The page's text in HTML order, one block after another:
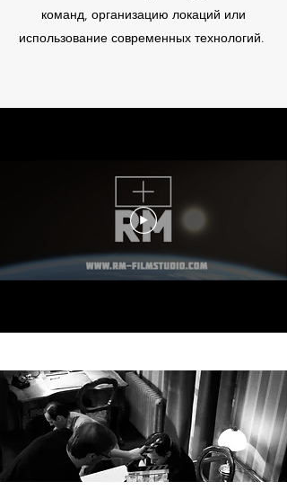
команд, организацию локаций или
использование современных технологий.